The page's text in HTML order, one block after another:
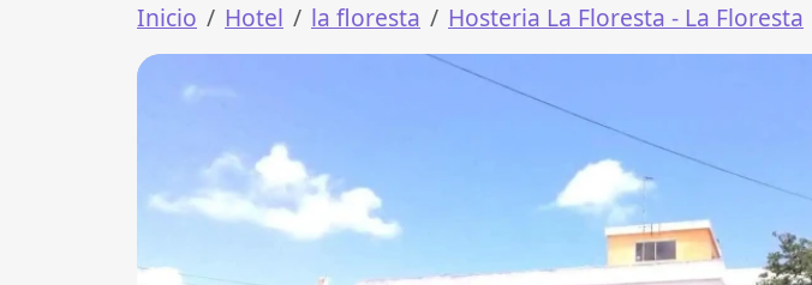
Inicio Hotel la floresta Hosteria La Floresta - La Floresta